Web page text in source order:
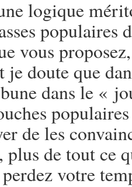
logique
populaires
vous
doute que
dans le «
de les
plus de tout ce
votre